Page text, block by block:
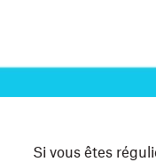
Si vous êtes